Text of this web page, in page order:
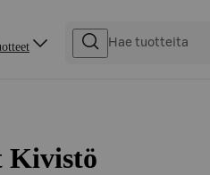
Kivistö